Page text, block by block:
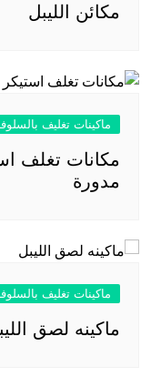
مكائن الليبل
ماكينات تغليف
مكانات تغلف
مدورة
ماكينات تغليف
ماكينه لصق